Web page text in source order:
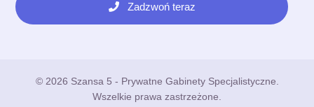
Zadzwoń teraz
© 2026 Szansa 5 - Prywatne Gabinety Specjalistyczne.
Wszelkie prawa zastrzeżone.